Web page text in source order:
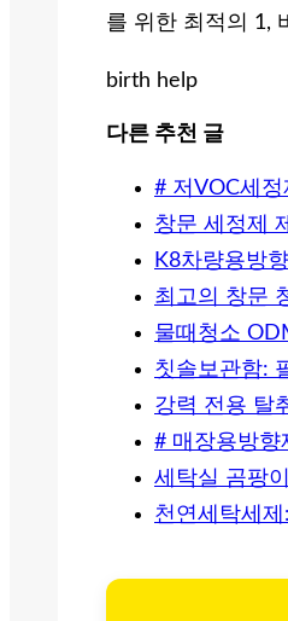
를 위한 최적의 1,
birth help
다른 추천 글
# 저VOC세
창문 세정제
K8차량용방
최고의 창문
물때청소
칫솔보관함:
강력 전용 탈
# 매장용방향
세탁실 곰팡
천연세탁세